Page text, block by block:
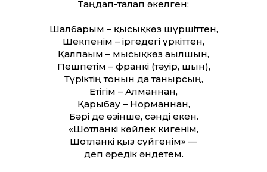
Таңдап-талғап әкелген:
Шалбарым – қысықкөз шүршіттен,
Шекпенім – іргедегі үркіттен,
Қалпағым – мысықкөз ағылшын,
Пешпетім – франкі (тәуір, шын),
Түріктің тонын да танырсың,
Етігім – Алманнан,
Қарғыбау – Норманнан,
Бәрі де өзінше, сәнді екен.
«Шотланкі көйлек кигенім,
Шотланкі қыз сүйгенім» —
деп әредік әндетем.